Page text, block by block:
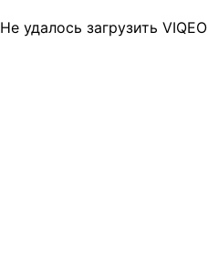
Не удалось загрузить VIQEO